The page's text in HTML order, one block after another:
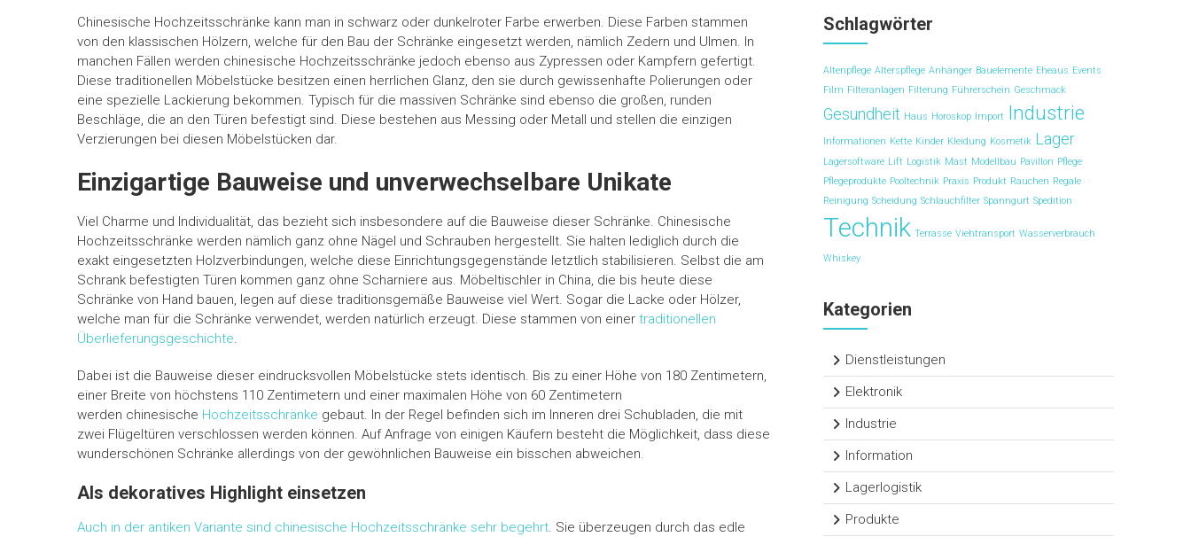
Chinesische Hochzeitsschränke kann man in schwarz oder dunkelroter Farbe erwerben. Diese Farben stammen
von den klassischen Hölzern, welche für den Bau der Schränke eingesetzt werden, nämlich Zedern und Ulmen. In
manchen Fällen werden chinesische Hochzeitsschränke jedoch ebenso aus Zypressen oder Kampfern gefertigt.
Diese traditionellen Möbelstücke besitzen einen herrlichen Glanz, den sie durch gewissenhafte Polierungen oder
eine spezielle Lackierung bekommen. Typisch für die massiven Schränke sind ebenso die großen, runden
Beschläge, die an den Türen befestigt sind. Diese bestehen aus Messing oder Metall und stellen die einzigen
Verzierungen bei diesen Möbelstücken dar.
Einzigartige Bauweise und unverwechselbare Unikate
Viel Charme und Individualität, das bezieht sich insbesondere auf die Bauweise dieser Schränke. Chinesische
Hochzeitsschränke werden nämlich ganz ohne Nägel und Schrauben hergestellt. Sie halten lediglich durch die
exakt eingesetzten Holzverbindungen, welche diese Einrichtungsgegenstände letztlich stabilisieren. Selbst die am
Schrank befestigten Türen kommen ganz ohne Scharniere aus. Möbeltischler in China, die bis heute diese
Schränke von Hand bauen, legen auf diese traditionsgemäße Bauweise viel Wert. Sogar die Lacke oder Hölzer,
welche man für die Schränke verwendet, werden natürlich erzeugt. Diese stammen von einer traditionellen
Überlieferungsgeschichte.
Dabei ist die Bauweise dieser eindrucksvollen Möbelstücke stets identisch. Bis zu einer Höhe von 180 Zentimetern,
einer Breite von höchstens 110 Zentimetern und einer maximalen Höhe von 60 Zentimetern
werden chinesische Hochzeitsschränke gebaut. In der Regel befinden sich im Inneren drei Schubladen, die mit
zwei Flügeltüren verschlossen werden können. Auf Anfrage von einigen Käufern besteht die Möglichkeit, dass diese
wunderschönen Schränke allerdings von der gewöhnlichen Bauweise ein bisschen abweichen.
Als dekoratives Highlight einsetzen
Auch in der antiken Variante sind chinesische Hochzeitsschränke sehr begehrt. Sie überzeugen durch das edle
Schlagwörter
Altenpflege Alterspflege Anhänger Bauelemente Eheaus Events
Film Filteranlagen Filterung Führerschein Geschmack
Gesundheit Haus Horoskop Import Industrie
Informationen Kette Kinder Kleidung Kosmetik Lager
Lagersoftware Lift Logistik Mast Modellbau Pavillon Pflege
Pflegeprodukte Pooltechnik Praxis Produkt Rauchen Regale
Reinigung Scheidung Schlauchfilter Spanngurt Spedition
Technik Terrasse Viehtransport Wasserverbrauch
Whiskey
Kategorien
Dienstleistungen
Elektronik
Industrie
Information
Lagerlogistik
Produkte